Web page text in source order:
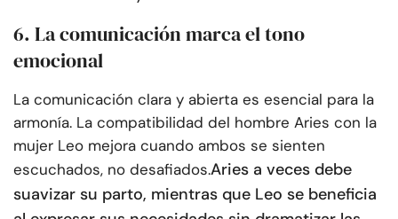
6. La comunicación marca el tono
emocional
La comunicación clara y abierta es esencial para la
armonía. La compatibilidad del hombre Aries con la
mujer Leo mejora cuando ambos se sienten
escuchados, no desafiados.Aries a veces debe
suavizar su parto, mientras que Leo se beneficia